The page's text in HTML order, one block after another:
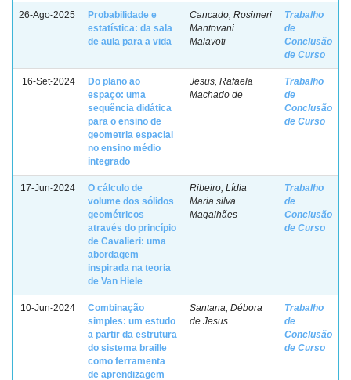
26-Ago-2025
Probabilidade e
estatística: da sala
de aula para a vida
Cancado, Rosimeri
Mantovani
Malavoti
Trabalho
de
Conclusão
de Curso
16-Set-2024
Do plano ao
espaço: uma
sequência didática
para o ensino de
geometria espacial
no ensino médio
integrado
Jesus, Rafaela
Machado de
Trabalho
de
Conclusão
de Curso
17-Jun-2024
O cálculo de
volume dos sólidos
geométricos
através do princípio
de Cavalieri: uma
abordagem
inspirada na teoria
de Van Hiele
Ribeiro, Lídia
Maria silva
Magalhães
Trabalho
de
Conclusão
de Curso
10-Jun-2024
Combinação
simples: um estudo
a partir da estrutura
do sistema braille
como ferramenta
de aprendizagem
Santana, Débora
de Jesus
Trabalho
de
Conclusão
de Curso